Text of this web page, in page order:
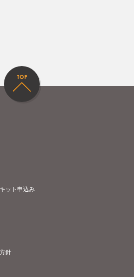
ット申込み
針